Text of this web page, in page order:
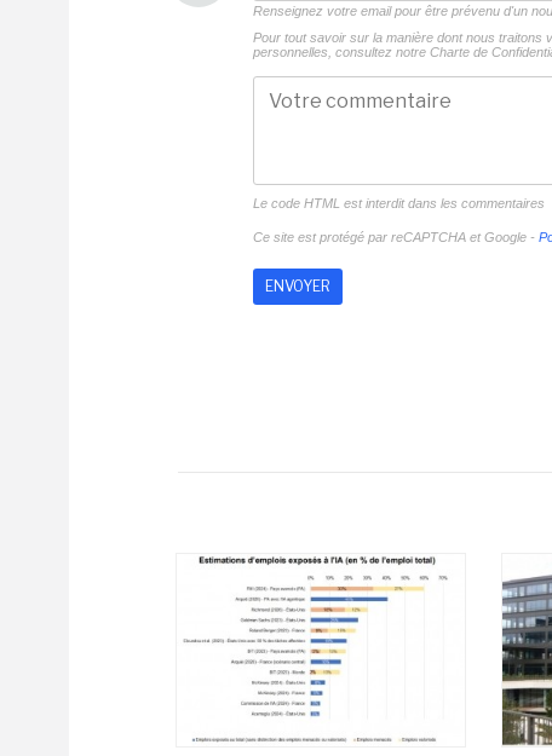
Renseignez votre email pour être prévenu d'un
Pour tout savoir sur la manière dont nous traitons
personnelles, consultez notre Charte de
Le code HTML est interdit dans les commentaires
Ce site est protégé par reCAPTCHA et Google -